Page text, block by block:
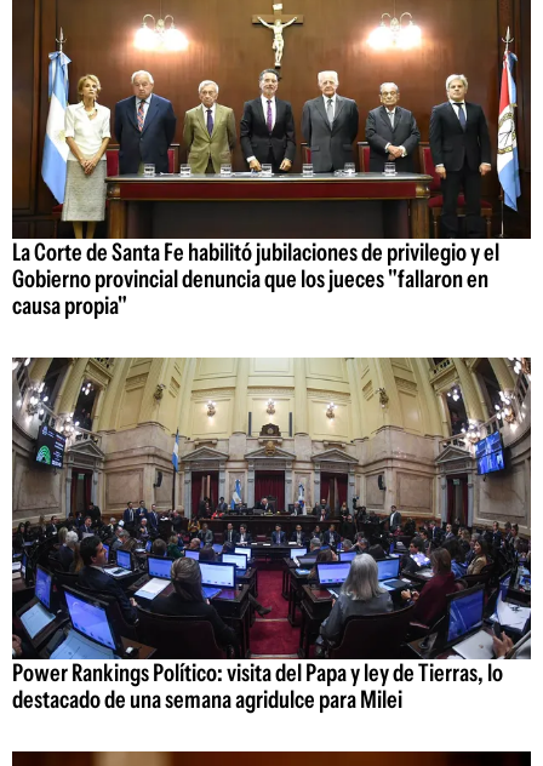
La Corte de Santa Fe habilitó jubilaciones de privilegio y el
Gobierno provincial denuncia que los jueces "fallaron en
causa propia"
Power Rankings Político: visita del Papa y ley de Tierras, lo
destacado de una semana agridulce para Milei